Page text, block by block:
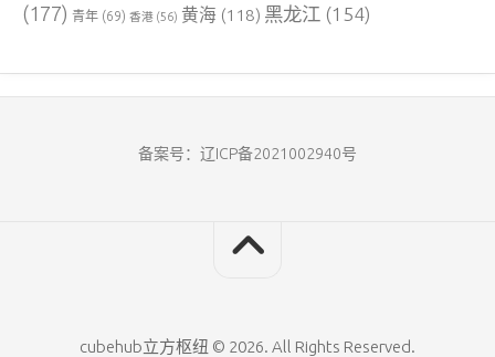
(177) 青年 (69) 香港 (56) 黄海 (118) 黑龙江 (154)
备案号：辽ICP备2021002940号
cubehub立方枢纽 © 2026. All Rights Reserved.